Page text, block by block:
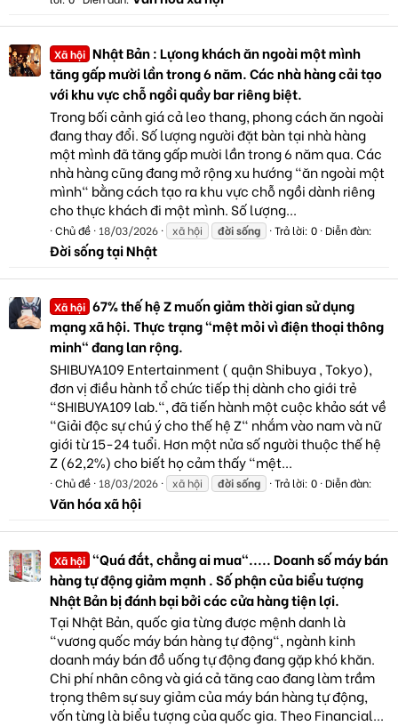
Xã hội Nhật Bản : Lựong khách ăn ngoài một mình
tăng gấp mười lần trong 6 năm. Các nhà hàng cải tạo
với khu vực chỗ ngồi quầy bar riêng biệt.
Trong bối cảnh giá cả leo thang, phong cách ăn ngoài
đang thay đổi. Số lượng người đặt bàn tại nhà hàng
một mình đã tăng gấp mười lần trong 6 năm qua. Các
nhà hàng cũng đang mở rộng xu hướng "ăn ngoài một
mình" bằng cách tạo ra khu vực chỗ ngồi dành riêng
cho thực khách đi một mình. Số lượng...
Chủ đề 18/03/2026 xã hội đờisống Trả lời: 0 Diễn đàn:
Đời sống tại Nhật
Xã hội 67% thế hệ Z muốn giảm thời gian sử dụng
mạng xã hội. Thực trạng "mệt mỏi vì điện thoại thông
minh" đang lan rộng.
SHIBUYA109 Entertainment ( quận Shibuya , Tokyo),
đơn vị điều hành tổ chức tiếp thị dành cho giới trẻ
"SHIBUYA109 lab.", đã tiến hành một cuộc khảo sát về
"Giải độc sự chú ý cho thế hệ Z" nhắm vào nam và nữ
giới từ 15-24 tuổi. Hơn một nửa số người thuộc thế hệ
Z (62,2%) cho biết họ cảm thấy "mệt...
Chủ đề 18/03/2026 xã hội đờisống Trả lời: 0 Diễn đàn:
Văn hóa xã hội
Xã hội "Quá đắt, chẳng ai mua"..... Doanh số máy bán
hàng tự động giảm mạnh . Số phận của biểu tượng
Nhật Bản bị đánh bại bởi các cửa hàng tiện lợi.
Tại Nhật Bản, quốc gia từng được mệnh danh là
"vương quốc máy bán hàng tự động", ngành kinh
doanh máy bán đồ uống tự động đang gặp khó khăn.
Chi phí nhân công và giá cả tăng cao đang làm trầm
trọng thêm sự suy giảm của máy bán hàng tự động,
vốn từng là biểu tượng của quốc gia. Theo Financial...